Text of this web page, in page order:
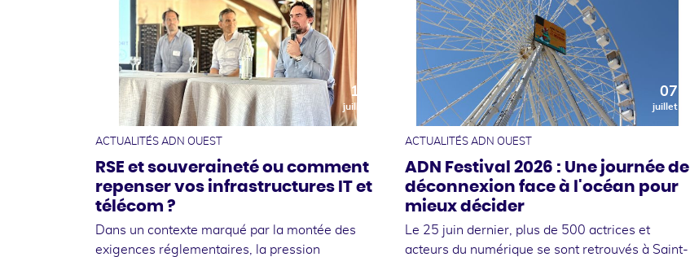
10
juillet
ACTUALITÉS ADN OUEST
RSE et souveraineté ou comment
repenser vos infrastructures IT et
télécom ?
Dans un contexte marqué par la montée des
exigences réglementaires, la pression
07
juillet
ACTUALITÉS ADN OUEST
ADN Festival 2026 : Une journée de
déconnexion face à l'océan pour
mieux décider
Le 25 juin dernier, plus de 500 actrices et
acteurs du numérique se sont retrouvés à Saint-